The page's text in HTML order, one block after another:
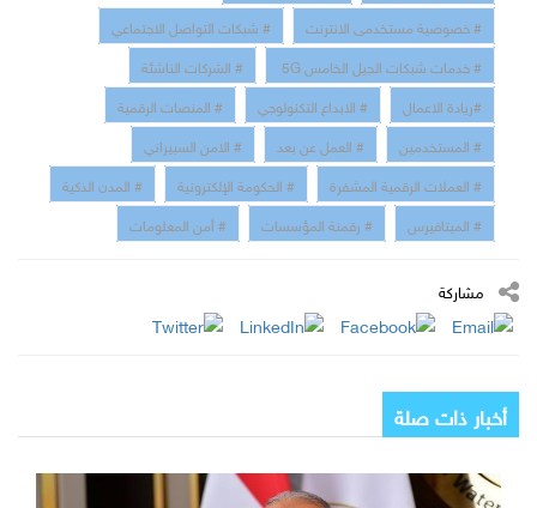
# خصوصية مستخدمى الانترنت
# شبكات التواصل الاجتماعي
# خدمات شبكات الجيل الخامس 5G
# الشركات الناشئة
#ريادة الاعمال
# الابداع التكنولوجي
# المنصات الرقمية
# المستخدمين
# العمل عن بعد
# الامن السبيراني
# العملات الرقمية المشفرة
# الحكومة الإلكترونية
# المدن الذكية
# الميتافيرس
# رقمنة المؤسسات # أمن المعلومات
مشاركة
أخبار ذات صلة